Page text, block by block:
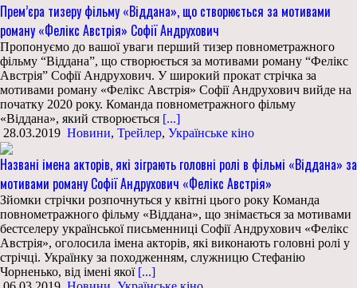
Прем’єра тизеру фільму «Віддана», що створюється за мотивами
роману «Фелікс Австрія» Софії Андрухович
Пропонуємо до вашої уваги перший тизер повнометражного
фільму “Віддана”, що створюється за мотивами роману “Фелікс
Австрія” Софії Андрухович. У широкий прокат стрічка за
мотивами роману «Фелікс Австрія» Софії Андрухович вийде на
початку 2020 року. Команда повнометражного фільму
«Віддана», який створюється [...]
28.03.2019 Новини, Трейлер, Українське кіно
Названі імена акторів, які зіграють головні ролі в фільмі «Віддана» за
мотивами роману Софії Андрухович «Фелікс Австрія»
Зйомки стрічки розпочнуться у квітні цього року Команда
повнометражного фільму «Віддана», що знімається за мотивами
бестселеру української письменниці Софії Андрухович «Фелікс
Австрія», оголосила імена акторів, які виконають головні ролі у
стрічці. Українку за походженням, служницю Стефанію
Чорненько, від імені якої[...]